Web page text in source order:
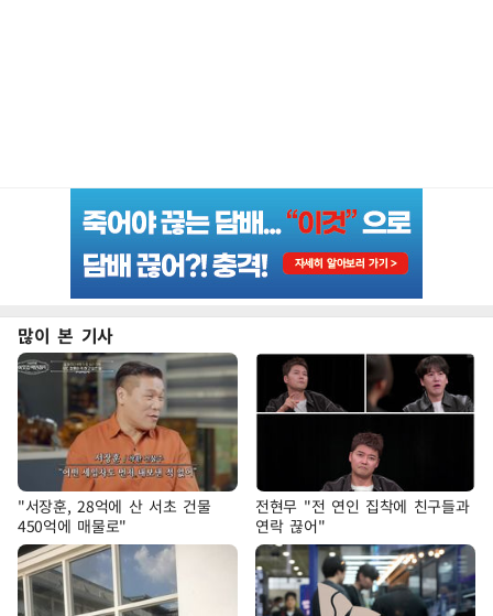
많이 본 기사
"서장훈, 28억에 산 서초 건물
450억에 매물로"
전현무 "전 연인 집착에 친구들과
연락 끊어"